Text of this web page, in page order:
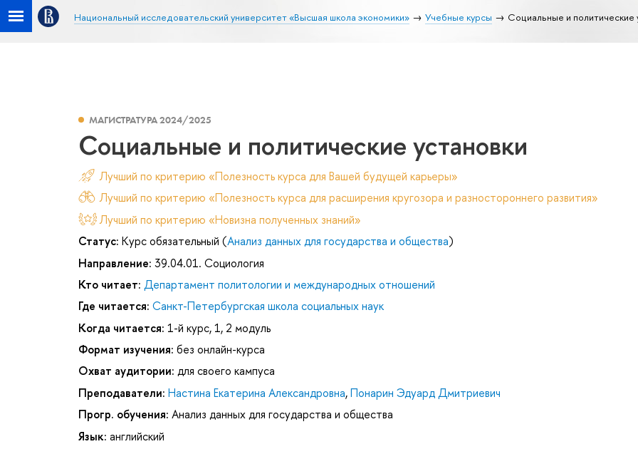
Национальный исследовательский университет «Высшая школа экономики» Учебные курсы Социальные и политические
МАГИСТРАТУРА 2024/2025
Социальные и политические установки
Лучший по критерию «Полезность курса для Вашей будущей карьеры»
Лучший по критерию «Полезность курса для расширения кругозора и разностороннего развития»
Лучший по критерию «Новизна полученных знаний»
Статус: Курс обязательный (Анализ данных для государства и общества)
Направление: 39.04.01. Социология
Кто читает: Департамент политологии и международных отношений
Где читается: Санкт-Петербургская школа социальных наук
Когда читается: 1-й курс, 1, 2 модуль
Формат изучения: без онлайн-курса
Охват аудитории: для своего кампуса
Преподаватели: Настина Екатерина Александровна,Понарин Эдуард Дмитриевич
Прогр. обучения: Анализ данных для государства и общества
Язык: английский